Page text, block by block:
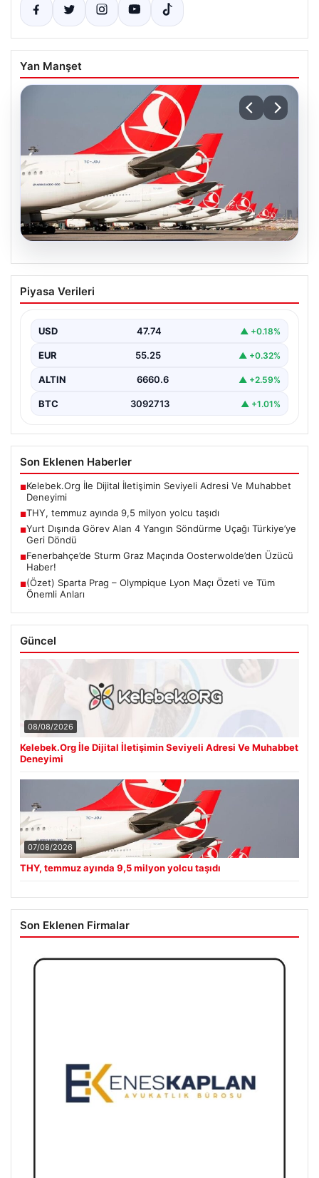
Yan Manşet
07.08.2026
THY, temmuz ayında 9,5 milyon yolcu
taşıdı
Piyasa Verileri
USD 47.74 ▲ +0.18%
EUR 55.25 ▲ +0.32%
ALTIN 6660.6 ▲ +2.59%
BTC 3092713 ▲ +1.01%
Son Eklenen Haberler
■Kelebek.Org İle Dijital İletişimin Seviyeli Adresi Ve Muhabbet
Deneyimi
■THY, temmuz ayında 9,5 milyon yolcu taşıdı
■Yurt Dışında Görev Alan 4 Yangın Söndürme Uçağı Türkiye’ye
Geri Döndü
■Fenerbahçe’de Sturm Graz Maçında Oosterwolde’den Üzücü
Haber!
■(Özet) Sparta Prag – Olympique Lyon Maçı Özeti ve Tüm
Önemli Anları
Güncel
08/08/2026
Kelebek.Org İle Dijital İletişimin Seviyeli Adresi Ve Muhabbet
Deneyimi
07/08/2026
THY, temmuz ayında 9,5 milyon yolcu taşıdı
Son Eklenen Firmalar